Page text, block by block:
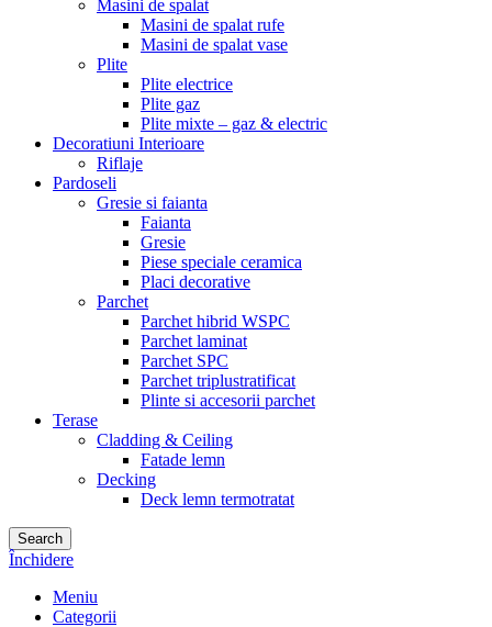
Masini de spalat
Masini de spalat rufe
Masini de spalat vase
Plite
Plite electrice
Plite gaz
Plite mixte – gaz & electric
Decoratiuni Interioare
Riflaje
Pardoseli
Gresie si faianta
Faianta
Gresie
Piese speciale ceramica
Placi decorative
Parchet
Parchet hibrid WSPC
Parchet laminat
Parchet SPC
Parchet triplustratificat
Plinte si accesorii parchet
Terase
Cladding & Ceiling
Fatade lemn
Decking
Deck lemn termotratat
Search
Închidere
Meniu
Categorii